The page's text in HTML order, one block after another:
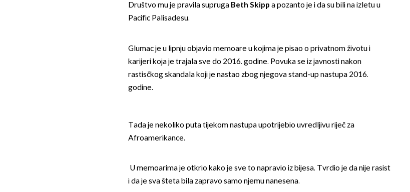
Društvo mu je pravila supruga Beth Skipp a pozanto je i da su bili na izletu u
Pacific Palisadesu.
Glumac je u lipnju objavio memoare u kojima je pisao o privatnom životu i
karijeri koja je trajala sve do 2016. godine. Povuka se iz javnosti nakon
rastisčkog skandala koji je nastao zbog njegova stand-up nastupa 2016.
godine.
Tada je nekoliko puta tijekom nastupa upotrijebio uvredljivu riječ za
Afroamerikance.
U memoarima je otkrio kako je sve to napravio iz bijesa. Tvrdio je da nije rasist
i da je sva šteta bila zapravo samo njemu nanesena.